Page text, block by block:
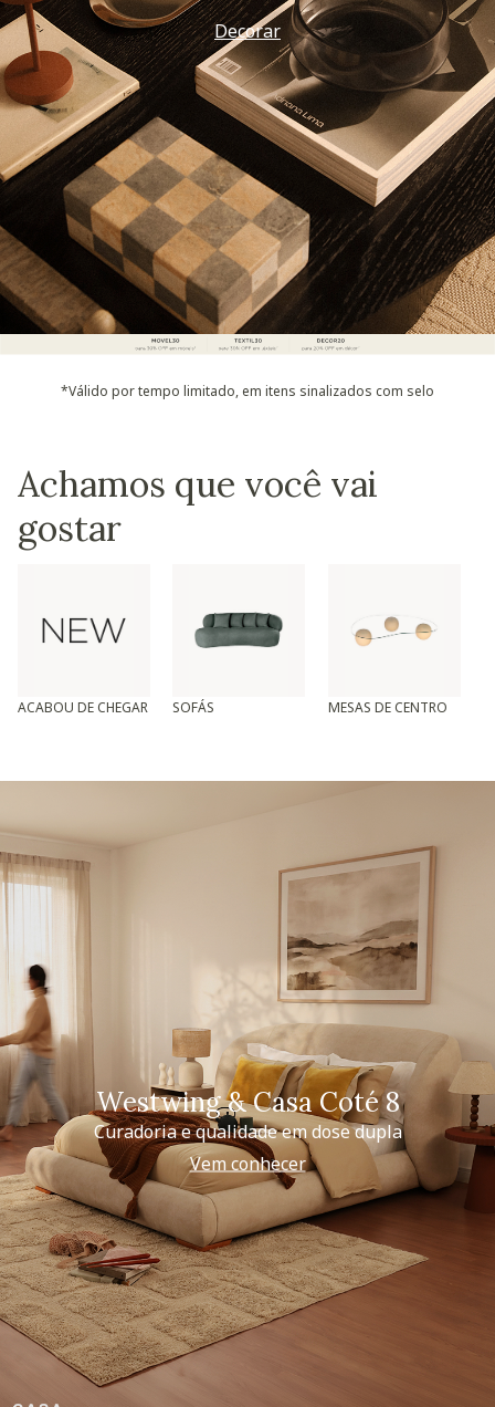
Decorar
*Válido por tempo limitado, em itens sinalizados com selo
Achamos que você vai
gostar
ACABOU DE CHEGAR SOFÁS MESAS DE CENTRO
Westwing & Casa Coté 8
Curadoria e qualidade em dose dupla
Vem conhecer